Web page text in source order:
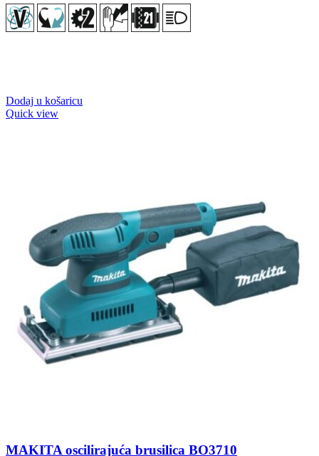
Dodaj u košaricu
Quick view
MAKITA oscilirajuća brusilica BO3710